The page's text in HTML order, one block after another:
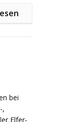
–
ist
bei
,
Elfer-